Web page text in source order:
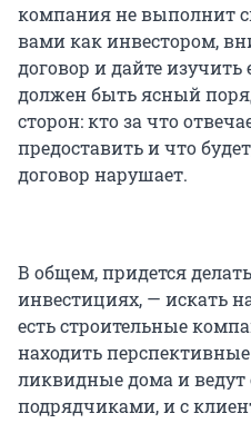
компания не выполнит
вами как инвестором,
договор и дайте изучить
должен быть ясный
сторон: кто за что
предоставить и что
договор нарушает.
В общем, придется
инвестициях, — искать
есть строительные
находить
ликвидные дома и ведут
подрядчиками, и с